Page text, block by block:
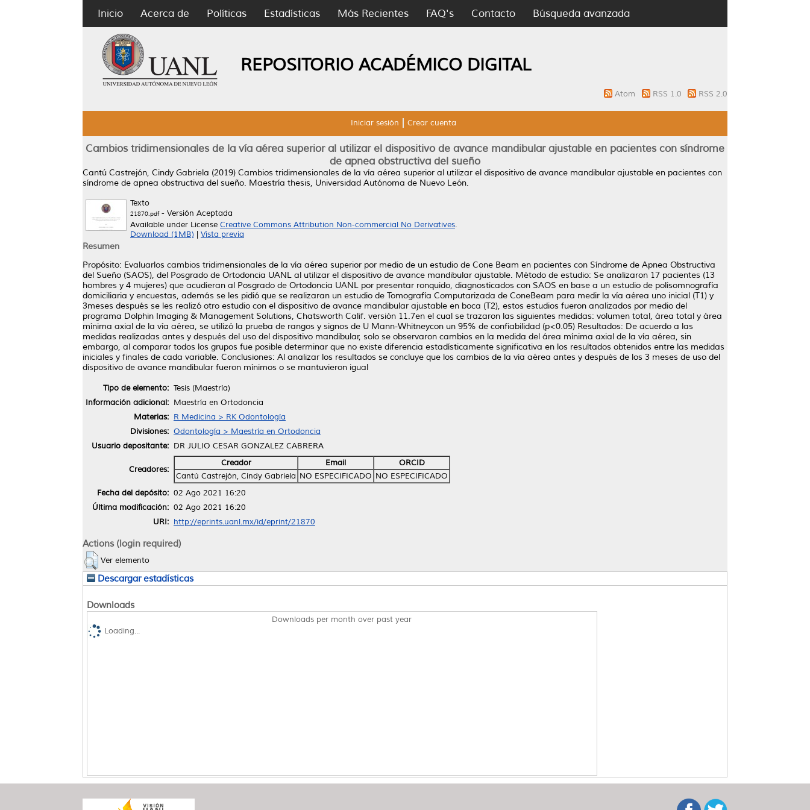
Inicio Acerca de Políticas Estadísticas Más Recientes FAQ's Contacto Búsqueda avanzada
REPOSITORIO ACADÉMICO DIGITAL
Atom RSS 1.0 RSS 2.0
Iniciar sesión Crear cuenta
Cambios tridimensionales de la vía aérea superior al utilizar el dispositivo de avance mandibular ajustable en pacientes con síndrome
de apnea obstructiva del sueño
Cantú Castrejón, Cindy Gabriela (2019) Cambios tridimensionales de la vía aérea superior al utilizar el dispositivo de avance mandibular ajustable en pacientes con
síndrome de apnea obstructiva del sueño. Maestría thesis, Universidad Autónoma de Nuevo León.
Texto
21870.pdf- Versión Aceptada
Available under License Creative Commons Attribution Non-commercial No Derivatives.
Download (1MB)
Vista previa
Resumen
Propósito: Evaluarlos cambios tridimensionales de la vía aérea superior por medio de un estudio de Cone Beam en pacientes con Síndrome de Apnea Obstructiva
del Sueño (SAOS), del Posgrado de Ortodoncia UANL al utilizar el dispositivo de avance mandibular ajustable. Método de estudio: Se analizaron 17 pacientes (13
hombres y 4 mujeres) que acudieran al Posgrado de Ortodoncia UANL por presentar ronquido, diagnosticados con SAOS en base a un estudio de polisomnografía
domiciliaria y encuestas, además se les pidió que se realizaran un estudio de Tomografía Computarizada de ConeBeam para medir la vía aérea uno inicial (T1) y
3meses después se les realizó otro estudio con el dispositivo de avance mandibular ajustable en boca (T2), estos estudios fueron analizados por medio del
programa Dolphin Imaging & Management Solutions, Chatsworth Calif. versión 11.7en el cual se trazaron las siguientes medidas: volumen total, área total y área
mínima axial de la vía aérea, se utilizó la prueba de rangos y signos de U Mann-Whitneycon un 95% de confiabilidad (p<0.05) Resultados: De acuerdo a las
medidas realizadas antes y después del uso del dispositivo mandibular, solo se observaron cambios en la medida del área mínima axial de la vía aérea, sin
embargo, al comparar todos los grupos fue posible determinar que no existe diferencia estadísticamente significativa en los resultados obtenidos entre las medidas
iniciales y finales de cada variable. Conclusiones: Al analizar los resultados se concluye que los cambios de la vía aérea antes y después de los 3 meses de uso del
dispositivo de avance mandibular fueron mínimos o se mantuvieron igual
Tipo de elemento: Tesis (Maestría)
Información adicional: Maestría en Ortodoncia
Materias: R Medicina > RK Odontología
Divisiones: Odontología > Maestría en Ortodoncia
Usuario depositante: DR JULIO CESAR GONZALEZ CABRERA
Creadores:
Creador Email
ORCID
Cantú Castrejón, Cindy Gabriela NO ESPECIFICADO NO ESPECIFICADO
Fecha del depósito: 02 Ago 2021 16:20
Última modificación: 02 Ago 2021 16:20
URI: http://eprints.uanl.mx/id/eprint/21870
Actions (login required)
Ver elemento
Descargar estadísticas
Downloads
Downloads per month over past year
Loading...